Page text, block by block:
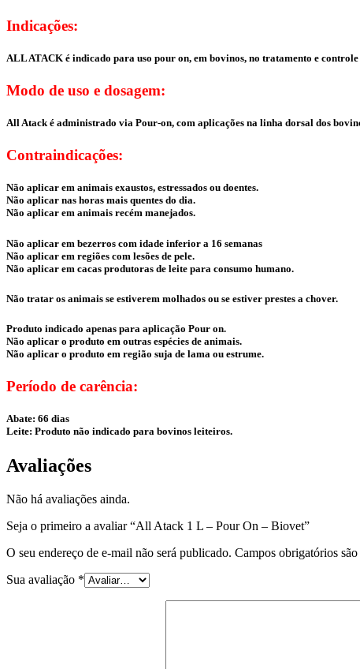
Indicações:
ALL ATACK é indicado para uso pour on, em bovinos, no tratamento e
Modo de uso e dosagem:
All Atack é administrado via Pour-on, com aplicações na linha dorsal dos
Contraindicações:
Não aplicar em animais exaustos, estressados ou doentes.
Não aplicar nas horas mais quentes do dia.
Não aplicar em animais recém manejados.
Não aplicar em bezerros com idade inferior a 16 semanas
Não aplicar em regiões com lesões de pele.
Não aplicar em cacas produtoras de leite para consumo humano.
Não tratar os animais se estiverem molhados ou se estiver prestes a chover.
Produto indicado apenas para aplicação Pour on.
Não aplicar o produto em outras espécies de animais.
Não aplicar o produto em região suja de lama ou estrume.
Período de carência:
Abate: 66 dias
Leite: Produto não indicado para bovinos leiteiros.
Avaliações
Não há avaliações ainda.
Seja o primeiro a avaliar “All Atack 1 L – Pour On – Biovet”
O seu endereço de e-mail não será publicado. Campos obrigatórios
Sua avaliação *